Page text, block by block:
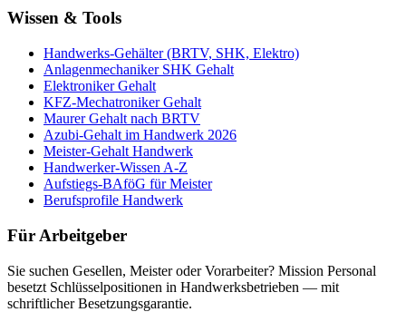
Wissen & Tools
Handwerks-Gehälter (BRTV, SHK, Elektro)
Anlagenmechaniker SHK Gehalt
Elektroniker Gehalt
KFZ-Mechatroniker Gehalt
Maurer Gehalt nach BRTV
Azubi-Gehalt im Handwerk 2026
Meister-Gehalt Handwerk
Handwerker-Wissen A-Z
Aufstiegs-BAföG für Meister
Berufsprofile Handwerk
Für Arbeitgeber
Sie suchen Gesellen, Meister oder Vorarbeiter? Mission Personal
besetzt Schlüsselpositionen in Handwerksbetrieben — mit
schriftlicher Besetzungsgarantie.